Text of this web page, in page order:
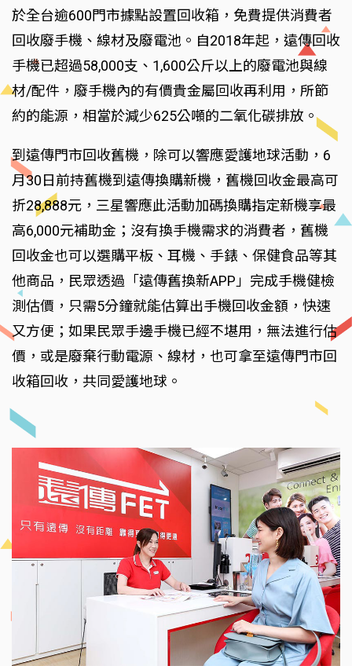
於全台逾600門市據點設置回收箱，免費提供消費者
回收廢手機、線材及廢電池。自2018年起，遠傳回收
手機已超過58,000支、1,600公斤以上的廢電池與線
材/配件，廢手機內的有價貴金屬回收再利用，所節
約的能源，相當於減少625公噸的二氧化碳排放。
到遠傳門市回收舊機，除可以響應愛護地球活動，6
月30日前持舊機到遠傳換購新機，舊機回收金最高可
折28,888元，三星響應此活動加碼換購指定新機享最
高6,000元補助金；沒有換手機需求的消費者，舊機
回收金也可以選購平板、耳機、手錶、保健食品等其
他商品，民眾透過「遠傳舊換新APP」完成手機健檢
測估價，只需5分鐘就能估算出手機回收金額，快速
又方便；如果民眾手邊手機已經不堪用，無法進行估
價，或是廢棄行動電源、線材，也可拿至遠傳門市回
收箱回收，共同愛護地球。